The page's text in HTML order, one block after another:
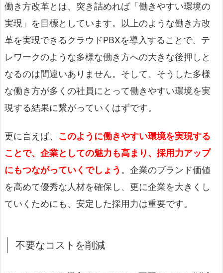
働き方改革とは、突き詰めれば「働きやすい環境の
実現」を目標としています。以上のような働き方改
革を実現できるクラウドPBXを導入することで、テ
レワークのような多様な働き方への大きな後押しと
なるのは間違いありません。そして、そうした多様
な働き方が多くの社員にとって働きやすい環境を実
現する結果に繋がっていくはずです。
更に言えば、 このように働きやすい環境を実現する
ことで、企業としての魅力も高まり、採用力アップ
にもつながっていくでしょう 。企業のブランド価値
を高めて優秀な人材を確保し、更に企業を大きくし
ていくためにも、安定した採用力は重要です。
不要なコストを削減